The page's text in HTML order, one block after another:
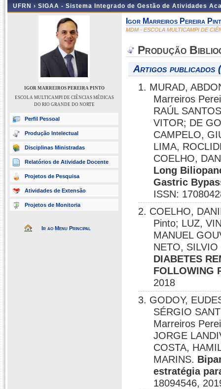
UFRN › SIGAA - Sistema Integrado de Gestão de Atividades
IGOR MARREIROS PEREIRA PINTO
ESCOLA MULTICAMPI DE CIÊNCIAS MÉDICAS
DO RIO GRANDE DO NORTE
Perfil Pessoal
Produção Intelectual
Disciplinas Ministradas
Relatórios de Atividade Docente
Projetos de Pesquisa
Atividades de Extensão
Projetos de Monitoria
Ir ao Menu Principal
Igor Marreiros Pereira
MDM - ESCOLA MULTICAMPI DE
Produção
Artigos publicados
1. MURAD,
Marreiros
RAÚL
VITOR; DE
CAMPELO,
LIMA,
COELHO,
Long
Gastric
ISSN:
2. COELHO,
Pinto; LUZ,
MANUEL
NETO, SILVIO
DIABETES
FOLLOWING
2018
3. GODOY,
SÉRGIO
Marreiros
JORGE
COSTA,
MARINS.
estratégia
18094546,